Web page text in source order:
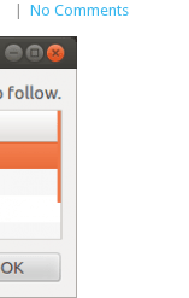
No Comments